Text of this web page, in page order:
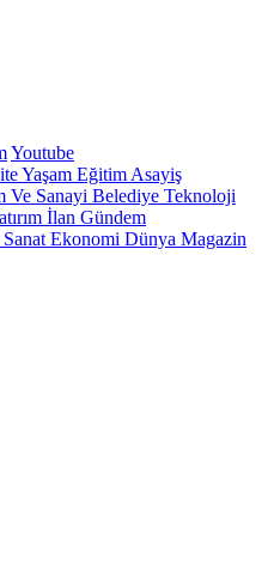
Youtube
Yaşam Eğitim Asayiş
Ve Sanayi Belediye Teknoloji
İlan Gündem
Ekonomi Dünya Magazin